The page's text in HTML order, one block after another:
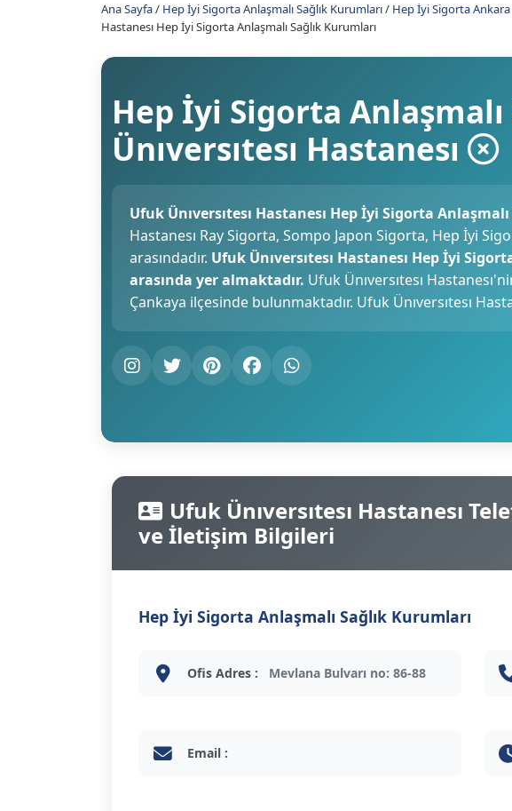
Ana Sayfa/ Hep İyi Sigorta Anlaşmalı Sağlık Kurumları/ Hep İyi Sigorta Ankara
Hastanesı Hep İyi Sigorta Anlaşmalı Sağlık Kurumları
Hep İyi Sigorta
Ünıversıtesı Hastanesı
Ufuk Ünıversıtesı Hastanesı Hep İyi Sigorta
Hastanesı Ray Sigorta, Sompo Japon Sigorta, Hep İyi
arasındadır. Ufuk Ünıversıtesı Hastanesı Hep İyi
arasında yer almaktadır. Ufuk Ünıversıtesı
Çankaya ilçesinde bulunmaktadır. Ufuk Ünıversıtesı
Ufuk Ünıversıtesı Hastanesı
ve İletişim Bilgileri
Hep İyi Sigorta Anlaşmalı Sağlık Kurumları
Ofis Adres : Mevlana Bulvarı no: 86-88
Email :